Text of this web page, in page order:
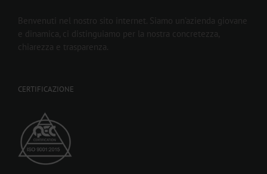
Benvenuti nel nostro sito internet. Siamo un’azienda giovane
e dinamica, ci distinguiamo per la nostra concretezza,
chiarezza e trasparenza.
CERTIFICAZIONE